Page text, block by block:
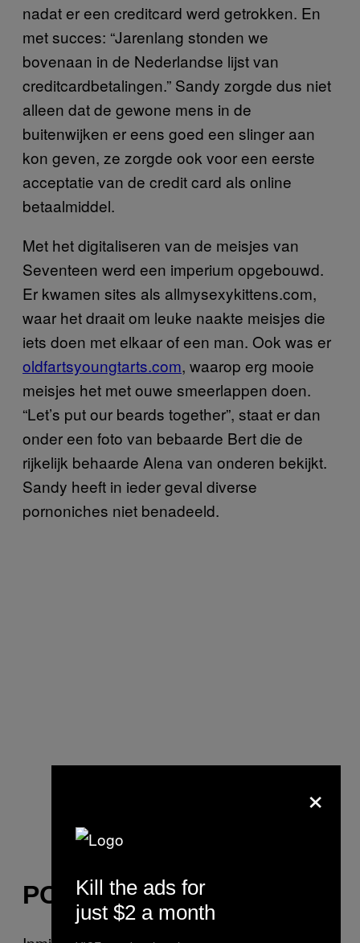
nadat er een creditcard werd getrokken. En
met succes: “Jarenlang stonden we
bovenaan in de Nederlandse lijst van
creditcardbetalingen.” Sandy zorgde dus niet
alleen dat de gewone mens in de
buitenwijken er eens goed een slinger aan
kon geven, ze zorgde ook voor een eerste
acceptatie van de credit card als online
betaalmiddel.
Met het digitaliseren van de meisjes van
Seventeen werd een imperium opgebouwd.
Er kwamen sites als allmysexykittens.com,
waar het draait om leuke naakte meisjes die
iets doen met elkaar of een man. Ook was er
oldfartsyoungtarts.com, waarop erg mooie
meisjes het met ouwe smeerlappen doen.
“Let’s put our beards together”, staat er dan
onder een foto van bebaarde Bert die de
rijkelijk behaarde Alena van onderen bekijkt.
Sandy heeft in ieder geval diverse
pornoniches niet benadeeld.
PORNOSTERREN
×
Kill the ads for
just $2 a month